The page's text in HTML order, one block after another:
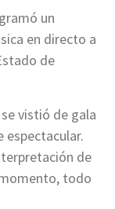
un
en directo a
de
vistió de gala
espectacular.
de
todo